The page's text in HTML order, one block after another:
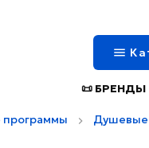
📜 БРЕНДЫ
Душевые